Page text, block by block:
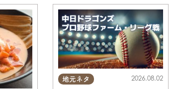
地元ネタ 2026.08.02